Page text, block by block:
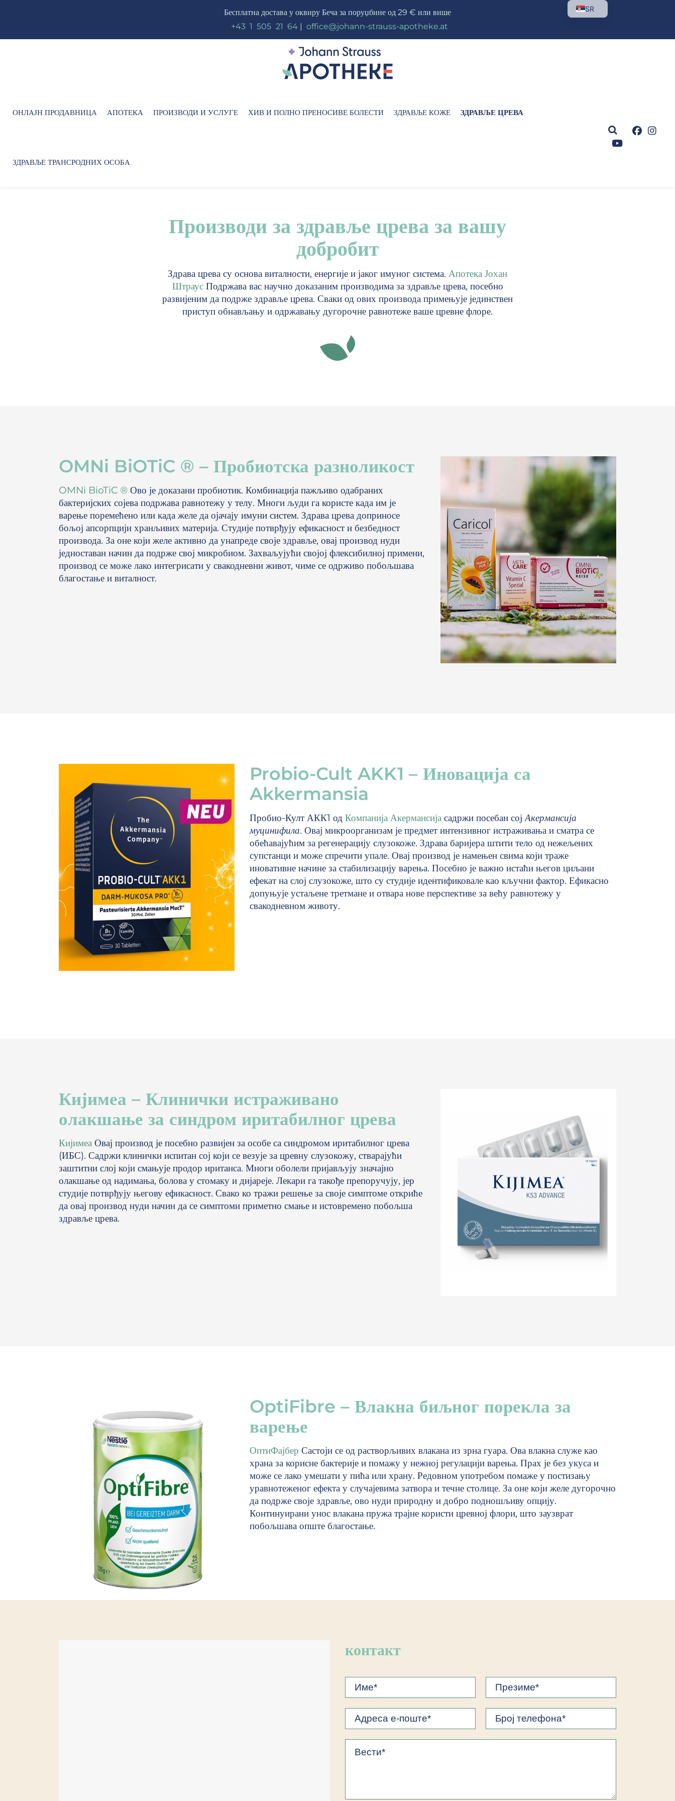
Бесплатна достава у оквиру Беча за поруџбине од 29 € или више
+43 1 505 21 64 office@johann-strauss-apotheke.at
ОНЛАЈН ПРОДАВНИЦА АПОТЕКА ПРОИЗВОДИ И УСЛУГЕ ХИВ И ПОЛНО ПРЕНОСИВЕ БОЛЕСТИ ЗДРАВЉЕ КОЖЕ ЗДРАВЉЕ ЦРЕВА
ЗДРАВЉЕ ТРАНСРОДНИХ ОСОБА
Производи за здравље црева за вашу
добробит
Здрава црева су основа виталности, енергије и јаког имуног система. Апотека Јохан
ШтраусПодржава вас научно доказаним производима за здравље црева, посебно
развијеним да подрже здравље црева. Сваки од ових производа примењује јединствен
приступ обнављању и одржавању дугорочне равнотеже ваше цревне флоре.
OMNi BiOTiC ® – Пробиотска разноликост
OMNi BioTiC ® Ово је доказани пробиотик. Комбинација пажљиво одабраних
бактеријских сојева подржава равнотежу у телу. Многи људи га користе када им је
варење поремећено или када желе да ојачају имуни систем. Здрава црева доприносе
бољој апсорпцији хранљивих материја. Студије потврђују ефикасност и безбедност
производа. За оне који желе активно да унапреде своје здравље, овај производ нуди
једноставан начин да подрже свој микробиом. Захваљујући својој флексибилној примени,
производ се може лако интегрисати у свакодневни живот, чиме се одрживо побољшава
благостање и виталност.
Probio-Cult AKK1 – Иновација са
Akkermansia
Пробио-Култ АКК1 од Компанија Акермансија садржи посебан сојАкермансија
муцинифила. Овај микроорганизам је предмет интензивног истраживања и сматра се
обећавајућим за регенерацију слузокоже. Здрава баријера штити тело од нежељених
супстанци и може спречити упале. Овај производ је намењен свима који траже
иновативне начине за стабилизацију варења. Посебно је важно истаћи његов циљани
ефекат на слој слузокоже, што су студије идентификовале као кључни фактор. Ефикасно
допуњује устаљене третмане и отвара нове перспективе за већу равнотежу у
свакодневном животу.
Кијимеа – Клинички истраживано
олакшање за синдром иритабилног црева
Кијимеа Овај производ је посебно развијен за особе са синдромом иритабилног црева
(ИБС). Садржи клинички испитан сој који се везује за цревну слузокожу, стварајући
заштитни слој који смањује продор иританса. Многи оболели пријављују значајно
олакшање од надимања, болова у стомаку и дијареје. Лекари га такође препоручују, јер
студије потврђују његову ефикасност. Свако ко тражи решење за своје симптоме откриће
да овај производ нуди начин да се симптоми приметно смање и истовремено побољша
здравље црева.
OptiFibre – Влакна биљног порекла за
варење
ОптиФајбер Састоји се од растворљивих влакана из зрна гуара. Ова влакна служе као
храна за корисне бактерије и помажу у нежној регулацији варења. Прах је без укуса и
може се лако умешати у пића или храну. Редовном употребом помаже у постизању
уравнотеженог ефекта у случајевима затвора и течне столице. За оне који желе дугорочно
да подрже своје здравље, ово нуди природну и добро подношљиву опцију.
Континуирани унос влакана пружа трајне користи цревној флори, што заузврат
побољшава опште благостање.
контакт
SR